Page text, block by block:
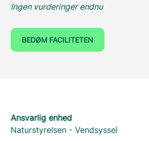
Ingen vurderinger endnu
BEDØM FACILITETEN
Ansvarlig enhed
Naturstyrelsen - Vendsyssel